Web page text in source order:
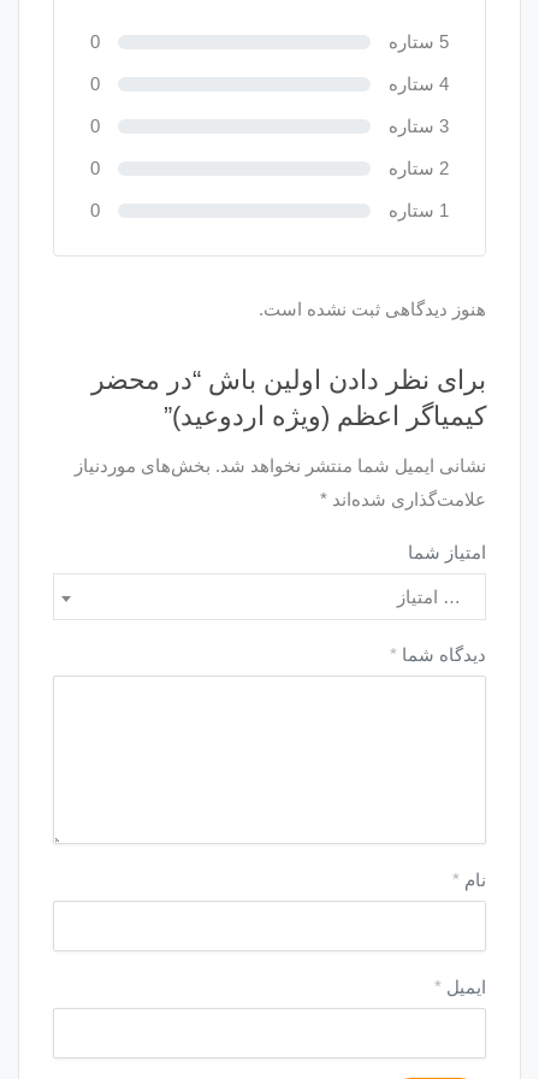
5 ستاره 0
4 ستاره 0
3 ستاره 0
2 ستاره 0
1 ستاره 0
هنوز دیدگاهی ثبت نشده است.
برای نظر دادن اولین باش “در محضر
کیمیاگر اعظم (ویژه اردوعید)”
نشانی ایمیل شما منتشر نخواهد شد. بخش‌های موردنیاز
علامت‌گذاری شده‌اند *
امتیاز شما
… امتیاز
دیدگاه شما *
نام *
ایمیل *